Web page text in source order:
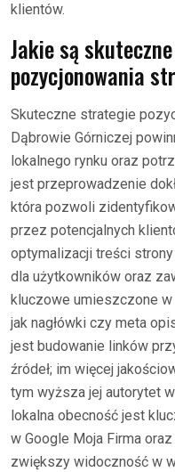
klientów.
Jakie są
pozycjonowania
Skuteczne strategie
Dąbrowie Górniczej
lokalnego rynku oraz
jest przeprowadzenie
która pozwoli
przez potencjalnych
optymalizacji treści
dla użytkowników oraz
kluczowe umieszczone
jak nagłówki czy meta
jest budowanie linków
źródeł; im więcej
tym wyższa jej autorytet
lokalna obecność jest
w Google Moja Firma
zwiększy widoczność w